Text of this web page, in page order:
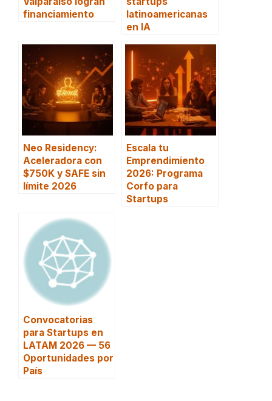
financiamiento
latinoamericanas
en IA
Neo Residency:
Aceleradora con
$750K y SAFE sin
límite 2026
Escala tu
Emprendimiento
2026: Programa
Corfo para
Startups
Convocatorias
para Startups en
LATAM 2026 — 56
Oportunidades por
País